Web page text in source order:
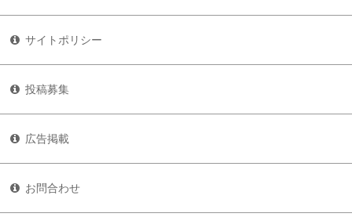
サイトポリシー
投稿募集
広告掲載
お問合わせ